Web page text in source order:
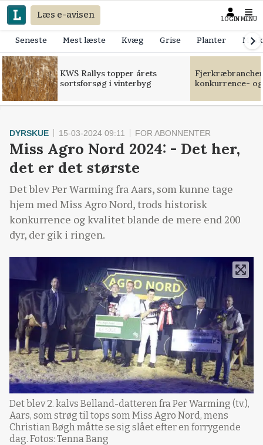
Læs e-avisen LOGIN MENU
Seneste Mest læste Kvæg Grise Planter
KWS Rallys topper årets
sortsforsøg i vinterbyg
konkurrence-
DYRSKUE 15-03-2024 09:11 FOR ABONNENTER
Miss Agro Nord 2024: - Det her,
det er det største
Det blev Per Warming fra Aars, som kunne tage
hjem med Miss Agro Nord, trods historisk
konkurrence og kvalitet blande de mere end 200
dyr, der gik i ringen.
Det blev 2. kalvs Belland-datteren fra Per Warming (tv.),
Aars, som strøg til tops som Miss Agro Nord, mens
Christian Bøgh måtte se sig slået efter en forrygende
dag. Fotos: Tenna Bang